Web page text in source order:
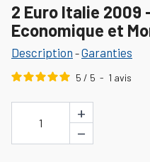
2 Euro Italie 2009
Economique et
Description -Garanties
5 / 5 - 1 avis
1
+
−